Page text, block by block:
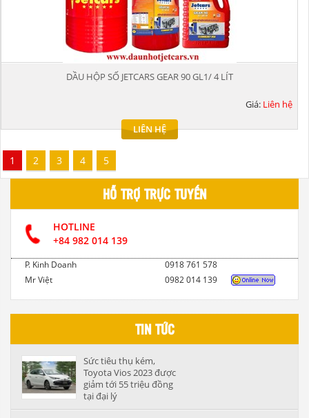
DẦU HỘP SỐ JETCARS GEAR 90 GL1/ 4 LÍT
Giá: Liên hệ
LIÊN HỆ
1 2 3 4 5
HỖ TRỢ TRỰC TUYẾN
HOTLINE
+84 982 014 139
P. Kinh Doanh
0918 761 578
Mr Việt
0982 014 139
TIN TỨC
Sức tiêu thụ kém,
Toyota Vios 2023 được
giảm tới 55 triệu đồng
tại đại lý